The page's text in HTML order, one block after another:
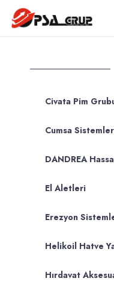
Civata Pim
Cumsa
DANDREA
El Aletleri
Erezyon
Helikoil Hatve
Hırdavat